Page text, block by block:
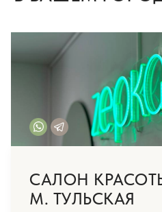
САЛОН
М. ТУЛЬСКАЯ